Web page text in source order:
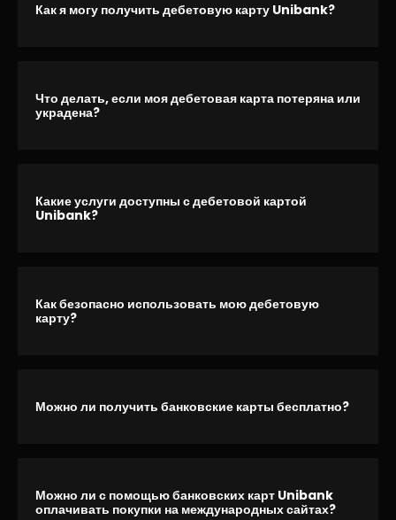
Как я могу получить дебетовую карту Unibank?
Что делать, если моя дебетовая карта потеряна или
украдена?
Какие услуги доступны с дебетовой картой
Unibank?
Как безопасно использовать мою дебетовую
карту?
Можно ли получить банковские карты бесплатно?
Можно ли с помощью банковских карт Unibank
оплачивать покупки на международных сайтах?